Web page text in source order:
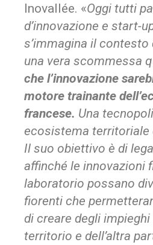
Inovallée. «Oggi tutti
d’innovazione e start-
s’immagina il contesto
una vera scommessa
che l’innovazione
motore trainante
francese. Una
ecosistema territoriale
Il suo obiettivo è di
affinché le innovazioni
laboratorio possano
fiorenti che
di creare degli
territorio e dell’altra